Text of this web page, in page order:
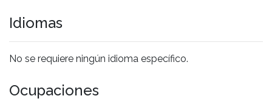
Idiomas
No se requiere ningún idioma específico.
Ocupaciones